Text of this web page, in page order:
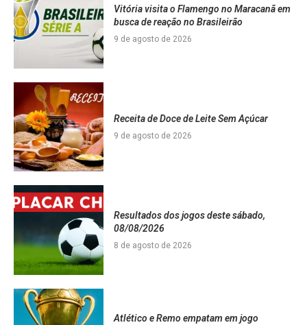
Vitória visita o Flamengo no Maracanã em
busca de reação no Brasileirão
9 de agosto de 2026
Receita de Doce de Leite Sem Açúcar
9 de agosto de 2026
Resultados dos jogos deste sábado,
08/08/2026
8 de agosto de 2026
Atlético e Remo empatam em jogo